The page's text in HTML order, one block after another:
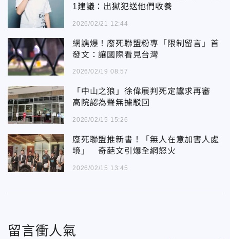
1建議：出獄犯送他們收養
2026/02/21 12:44
網譙爆！廢死聯盟粉專「限制留言」首
發文：讓國際看見台灣
2026/02/19 08:57
「中山之狼」徐偉展判死定讞求再審
高院認為聲無據駁回
2026/02/15 15:26
廢死聯盟推新書！「無人在意加害人處
境」 奇葩文引爆全網怒火
2026/02/15 13:45
留言衝人氣